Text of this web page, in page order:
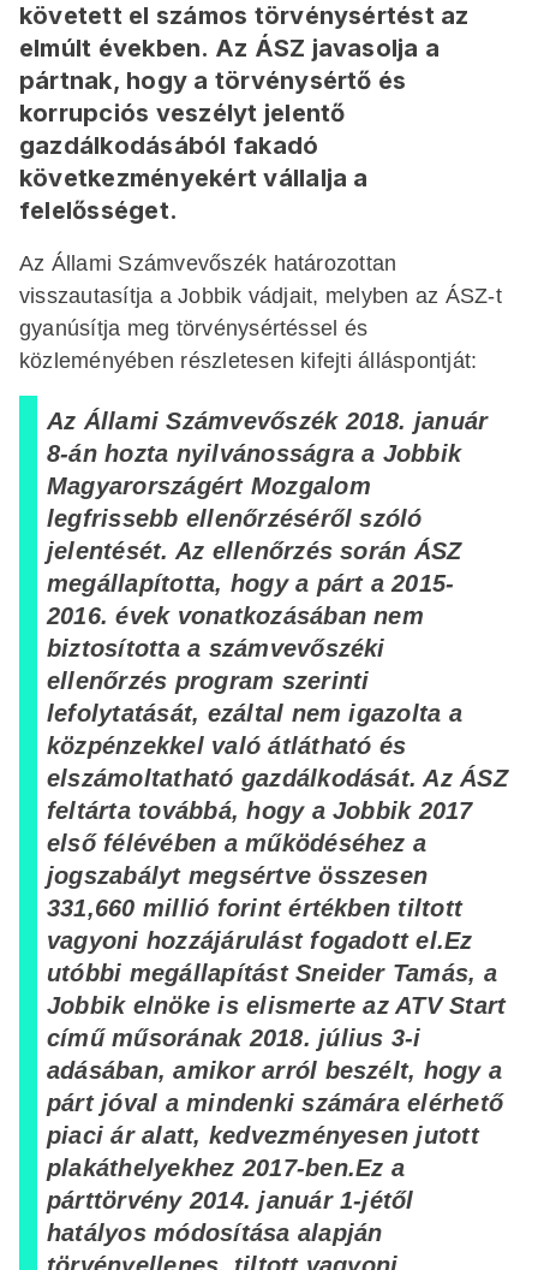
követett el számos törvénysértést az
elmúlt években. Az ÁSZ javasolja a
pártnak, hogy a törvénysértő és
korrupciós veszélyt jelentő
gazdálkodásából fakadó
következményekért vállalja a
felelősséget.
Az Állami Számvevőszék határozottan
visszautasítja a Jobbik vádjait, melyben az ÁSZ-t
gyanúsítja meg törvénysértéssel és
közleményében részletesen kifejti álláspontját:
Az Állami Számvevőszék 2018. január
8-án hozta nyilvánosságra a Jobbik
Magyarországért Mozgalom
legfrissebb ellenőrzéséről szóló
jelentését. Az ellenőrzés során ÁSZ
megállapította, hogy a párt a 2015-
2016. évek vonatkozásában nem
biztosította a számvevőszéki
ellenőrzés program szerinti
lefolytatását, ezáltal nem igazolta a
közpénzekkel való átlátható és
elszámoltatható gazdálkodását. Az ÁSZ
feltárta továbbá, hogy a Jobbik 2017
első félévében a működéséhez a
jogszabályt megsértve összesen
331,660 millió forint értékben tiltott
vagyoni hozzájárulást fogadott el.Ez
utóbbi megállapítást Sneider Tamás, a
Jobbik elnöke is elismerte az ATV Start
című műsorának 2018. július 3-i
adásában, amikor arról beszélt, hogy a
párt jóval a mindenki számára elérhető
piaci ár alatt, kedvezményesen jutott
plakáthelyekhez 2017-ben.Ez a
párttörvény 2014. január 1-jétől
hatályos módosítása alapján